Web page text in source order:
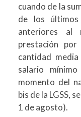
cuando de la
de los últimos
anteriores al
prestación
cantidad
salario
momento del
bis de la LGSS,
1 de agosto).